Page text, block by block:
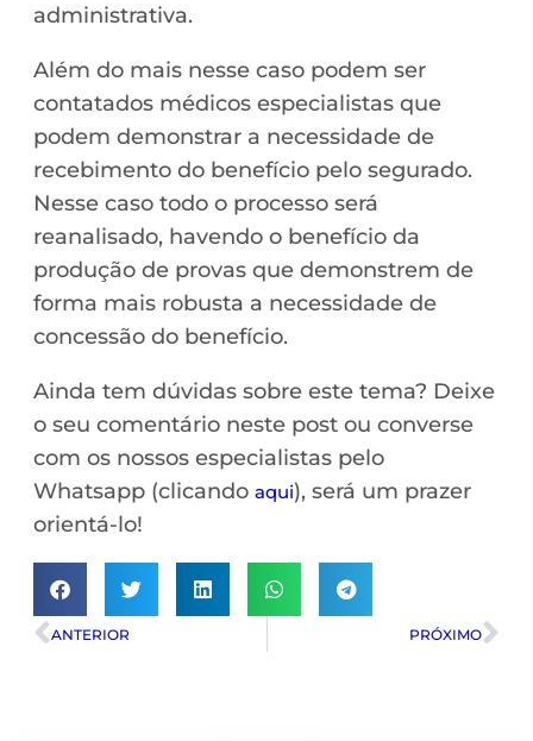
administrativa.
Além do mais nesse caso podem ser
contatados médicos especialistas que
podem demonstrar a necessidade de
recebimento do benefício pelo segurado.
Nesse caso todo o processo será
reanalisado, havendo o benefício da
produção de provas que demonstrem de
forma mais robusta a necessidade de
concessão do benefício.
Ainda tem dúvidas sobre este tema? Deixe
o seu comentário neste post ou converse
com os nossos especialistas pelo
Whatsapp (clicando aqui), será um prazer
orientá-lo!
ANTERIOR PRÓXIMO